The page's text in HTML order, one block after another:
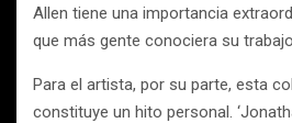
Allen tiene una importancia
que más gente conociera su
Para el artista, por su parte, esta
constituye un hito personal.